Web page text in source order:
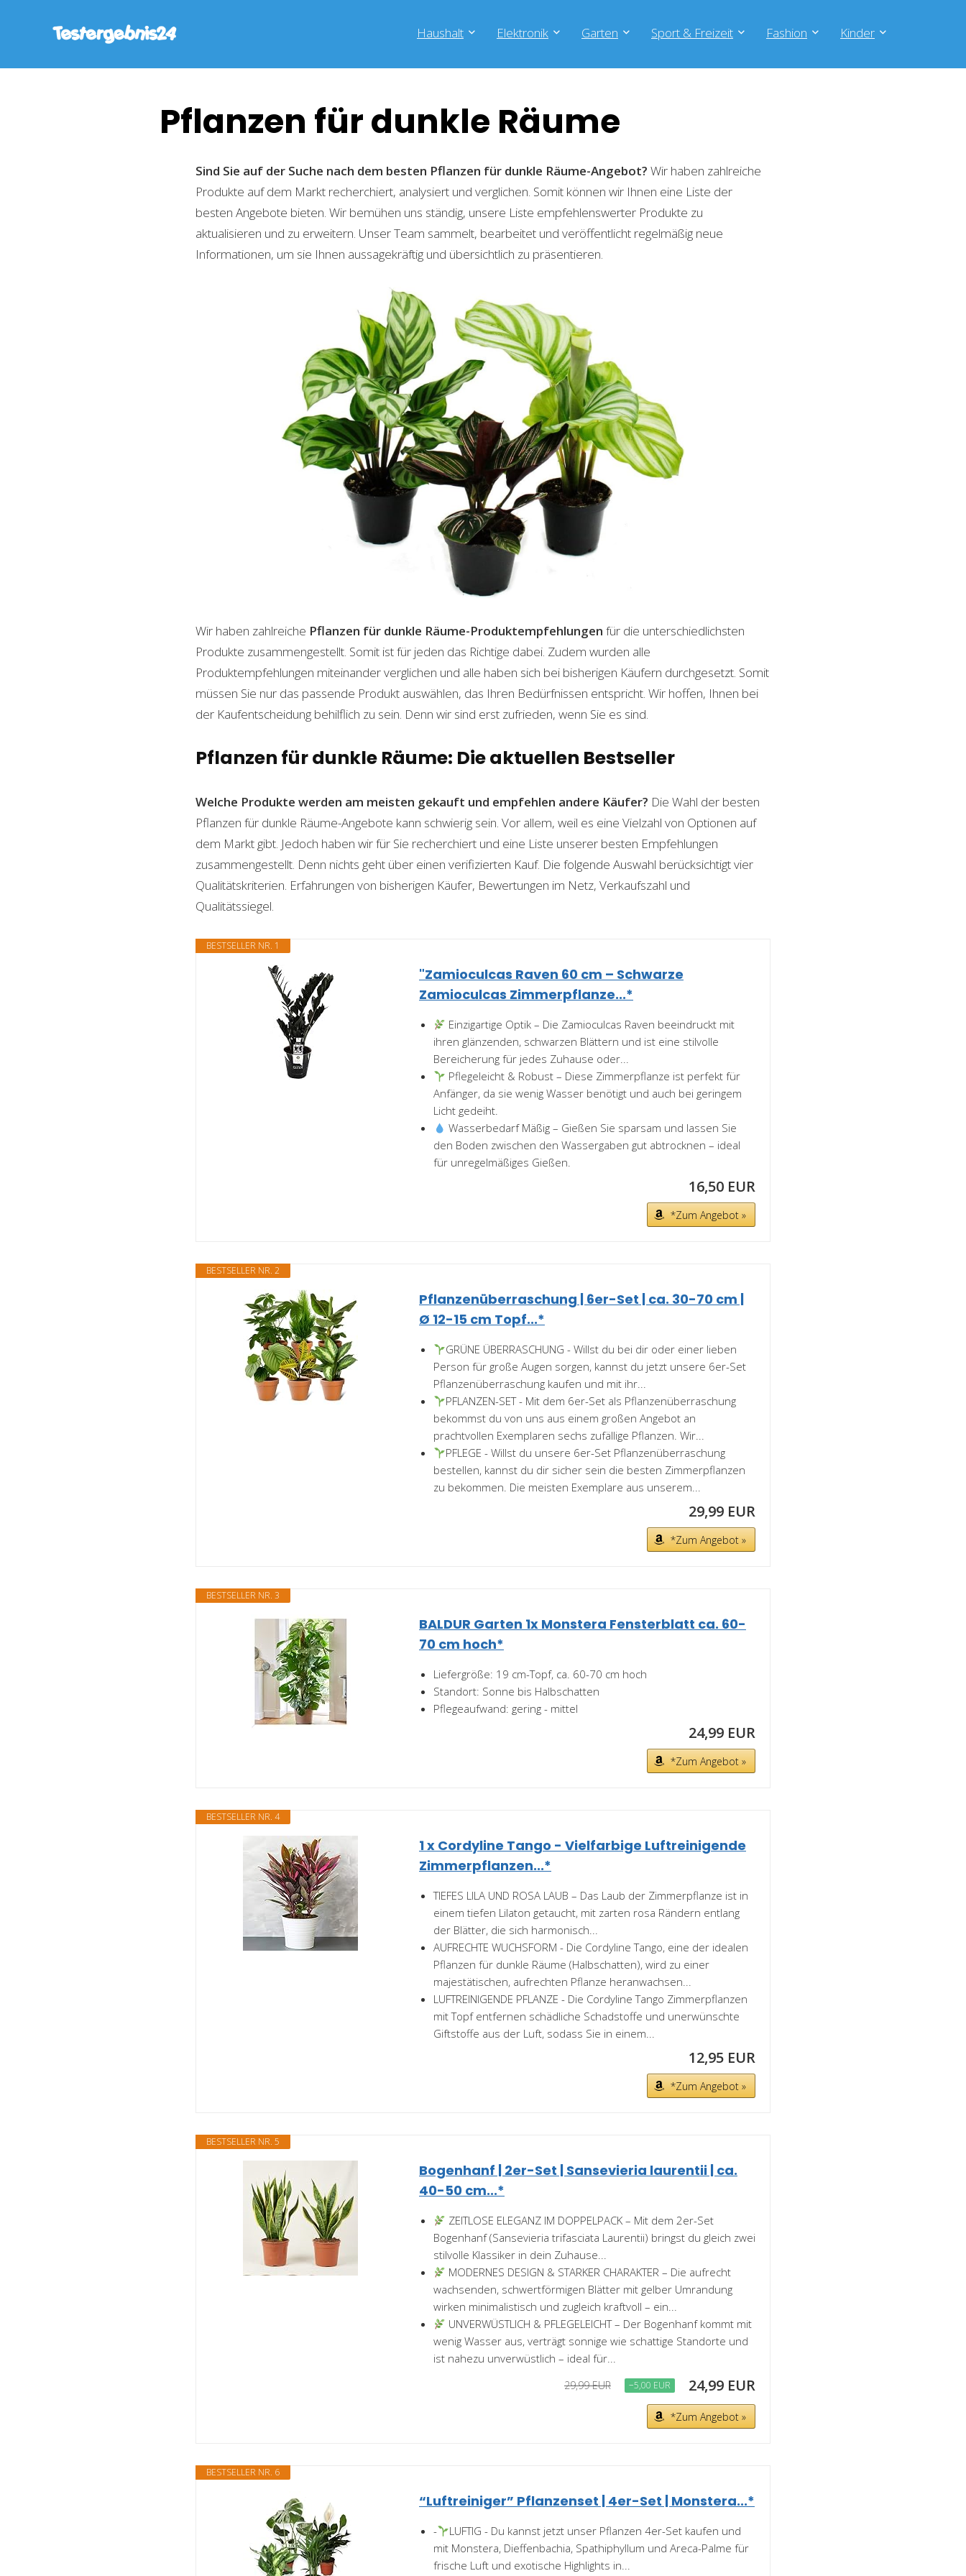
Haushalt Elektronik Garten Sport & Freizeit Fashion Kinder
Pflanzen für dunkle Räume
Sind Sie auf der Suche nach dem besten Pflanzen für dunkle Räume-Angebot? Wir haben zahlreiche
Produkte auf dem Markt recherchiert, analysiert und verglichen. Somit können wir Ihnen eine Liste der
besten Angebote bieten. Wir bemühen uns ständig, unsere Liste empfehlenswerter Produkte zu
aktualisieren und zu erweitern. Unser Team sammelt, bearbeitet und veröffentlicht regelmäßig neue
Informationen, um sie Ihnen aussagekräftig und übersichtlich zu präsentieren.
Wir haben zahlreiche Pflanzen für dunkle Räume-Produktempfehlungen für die unterschiedlichsten
Produkte zusammengestellt. Somit ist für jeden das Richtige dabei. Zudem wurden alle
Produktempfehlungen miteinander verglichen und alle haben sich bei bisherigen Käufern durchgesetzt. Somit
müssen Sie nur das passende Produkt auswählen, das Ihren Bedürfnissen entspricht. Wir hoffen, Ihnen bei
der Kaufentscheidung behilflich zu sein. Denn wir sind erst zufrieden, wenn Sie es sind.
Pflanzen für dunkle Räume: Die aktuellen Bestseller
Welche Produkte werden am meisten gekauft und empfehlen andere Käufer? Die Wahl der besten
Pflanzen für dunkle Räume-Angebote kann schwierig sein. Vor allem, weil es eine Vielzahl von Optionen auf
dem Markt gibt. Jedoch haben wir für Sie recherchiert und eine Liste unserer besten Empfehlungen
zusammengestellt. Denn nichts geht über einen verifizierten Kauf. Die folgende Auswahl berücksichtigt vier
Qualitätskriterien. Erfahrungen von bisherigen Käufer, Bewertungen im Netz, Verkaufszahl und
Qualitätssiegel.
BESTSELLER NR. 1
"Zamioculcas Raven 60 cm – Schwarze
Zamioculcas Zimmerpflanze...*
Einzigartige Optik – Die Zamioculcas Raven beeindruckt mit
ihren glänzenden, schwarzen Blättern und ist eine stilvolle
Bereicherung für jedes Zuhause oder...
Pflegeleicht & Robust – Diese Zimmerpflanze ist perfekt für
Anfänger, da sie wenig Wasser benötigt und auch bei geringem
Licht gedeiht.
Wasserbedarf Mäßig – Gießen Sie sparsam und lassen Sie
den Boden zwischen den Wassergaben gut abtrocknen – ideal
für unregelmäßiges Gießen.
16,50 EUR
*Zum Angebot »
BESTSELLER NR. 2
Pflanzenüberraschung | 6er-Set | ca. 30-70 cm |
Ø 12-15 cm Topf...*
GRÜNE ÜBERRASCHUNG - Willst du bei dir oder einer lieben
Person für große Augen sorgen, kannst du jetzt unsere 6er-Set
Pflanzenüberraschung kaufen und mit ihr...
PFLANZEN-SET - Mit dem 6er-Set als Pflanzenüberraschung
bekommst du von uns aus einem großen Angebot an
prachtvollen Exemplaren sechs zufällige Pflanzen. Wir...
PFLEGE - Willst du unsere 6er-Set Pflanzenüberraschung
bestellen, kannst du dir sicher sein die besten Zimmerpflanzen
zu bekommen. Die meisten Exemplare aus unserem...
29,99 EUR
*Zum Angebot »
BESTSELLER NR. 3
BALDUR Garten 1x Monstera Fensterblatt ca. 60-
70 cm hoch*
Liefergröße: 19 cm-Topf, ca. 60-70 cm hoch
Standort: Sonne bis Halbschatten
Pflegeaufwand: gering - mittel
24,99 EUR
*Zum Angebot »
BESTSELLER NR. 4
1 x Cordyline Tango - Vielfarbige Luftreinigende
Zimmerpflanzen...*
TIEFES LILA UND ROSA LAUB – Das Laub der Zimmerpflanze ist in
einem tiefen Lilaton getaucht, mit zarten rosa Rändern entlang
der Blätter, die sich harmonisch...
AUFRECHTE WUCHSFORM - Die Cordyline Tango, eine der idealen
Pflanzen für dunkle Räume (Halbschatten), wird zu einer
majestätischen, aufrechten Pflanze heranwachsen...
LUFTREINIGENDE PFLANZE - Die Cordyline Tango Zimmerpflanzen
mit Topf entfernen schädliche Schadstoffe und unerwünschte
Giftstoffe aus der Luft, sodass Sie in einem...
12,95 EUR
*Zum Angebot »
BESTSELLER NR. 5
Bogenhanf | 2er-Set | Sansevieria laurentii | ca.
40-50 cm...*
ZEITLOSE ELEGANZ IM DOPPELPACK – Mit dem 2er-Set
Bogenhanf (Sansevieria trifasciata Laurentii) bringst du gleich zwei
stilvolle Klassiker in dein Zuhause...
MODERNES DESIGN & STARKER CHARAKTER – Die aufrecht
wachsenden, schwertförmigen Blätter mit gelber Umrandung
wirken minimalistisch und zugleich kraftvoll – ein...
UNVERWÜSTLICH & PFLEGELEICHT – Der Bogenhanf kommt mit
wenig Wasser aus, verträgt sonnige wie schattige Standorte und
ist nahezu unverwüstlich – ideal für...
29,99 EUR −5,00 EUR 24,99 EUR
*Zum Angebot »
BESTSELLER NR. 6
“Luftreiniger” Pflanzenset | 4er-Set | Monstera...*
-
LUFTIG - Du kannst jetzt unser Pflanzen 4er-Set kaufen und
mit Monstera, Dieffenbachia, Spathiphyllum und Areca-Palme für
frische Luft und exotische Highlights in...